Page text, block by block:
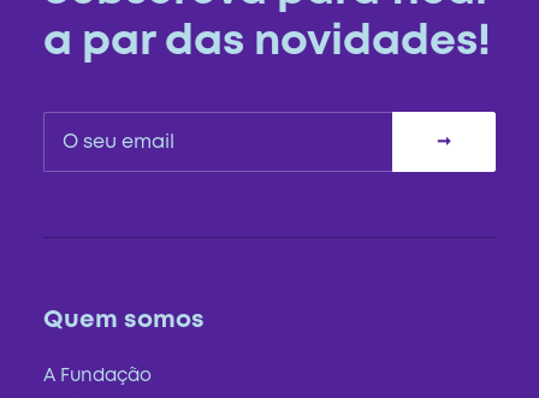
a par das novidades!
Quem somos
A Fundação